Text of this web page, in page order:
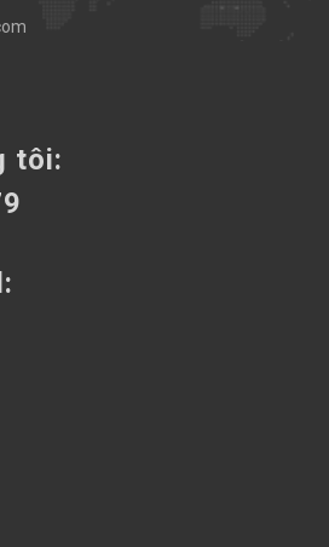
tôi: